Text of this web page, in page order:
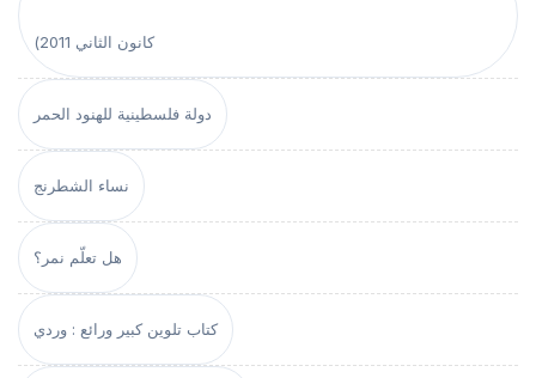
كانون الثاني 2011)
دولة فلسطينية للهنود الحمر
نساء الشطرنج
هل تعلّم نمر؟
كتاب تلوين كبير ورائع : وردي